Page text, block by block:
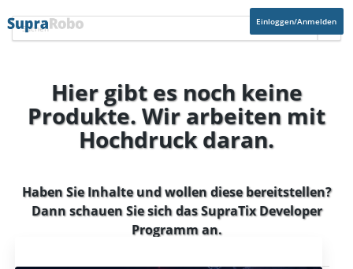
Einloggen/Anmelden
Hier gibt es noch keine
Produkte. Wir arbeiten mit
Hochdruck daran.
Haben Sie Inhalte und wollen diese bereitstellen?
Dann schauen Sie sich dasSupraTix Developer
Programman.